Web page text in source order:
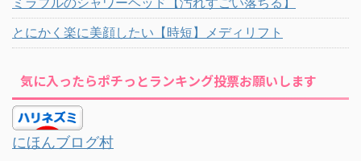
とにかく楽に美顔したい【時短】メディリフト
気に入ったらポチっとランキング投票お願いします
にほんブログ村